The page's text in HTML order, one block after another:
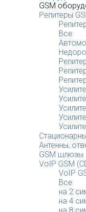
GSM
Репитеры
Все
Антенны,
GSM шлюзы
VoIP GSM
VoIP
Все
на 2
на 4